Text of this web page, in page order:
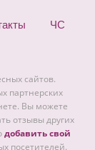
ЧС
сайтов.
партнерских
Вы можете
отзывы других
добавить свой
посетителей.